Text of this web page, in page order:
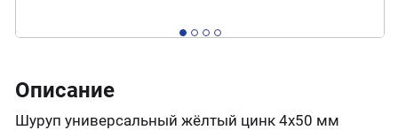
Описание
Шуруп универсальный жёлтый цинк 4х50 мм